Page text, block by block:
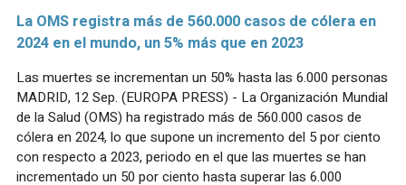
La OMS registra más de 560.000 casos de cólera en
2024 en el mundo, un 5% más que en 2023
Las muertes se incrementan un 50% hasta las 6.000 personas
MADRID, 12 Sep. (EUROPA PRESS) - La Organización Mundial
de la Salud (OMS) ha registrado más de 560.000 casos de
cólera en 2024, lo que supone un incremento del 5 por ciento
con respecto a 2023, periodo en el que las muertes se han
incrementado un 50 por ciento hasta superar las 6.000